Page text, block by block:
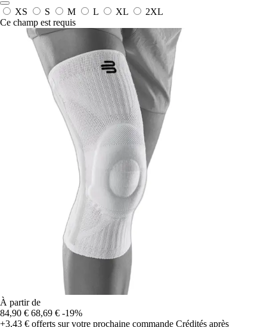
XS S M L XL
2XL
Ce champ est requis
À partir de
84,90 € 68,69 € -19%
+3,43 € offerts sur votre prochaine commande Crédités après